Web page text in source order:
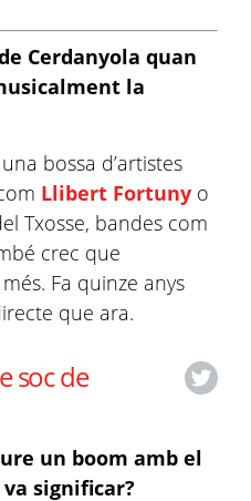
Cerdanyola quan
la
bossa d’artistes
Llibert Fortuny o
Txosse, bandes com
crec que
Fa quinze anys
que ara.
soc de
un boom amb el
va significar?